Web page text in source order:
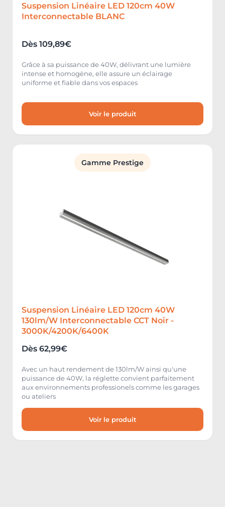
Suspension Linéaire LED 120cm 40W
Interconnectable BLANC
Dès 109,89€
Grâce à sa puissance de 40W, délivrant une lumière
intense et homogène, elle assure un éclairage
uniforme et fiable dans vos espaces
Voir le produit
Gamme Prestige
Suspension Linéaire LED 120cm 40W
130lm/W Interconnectable CCT Noir -
3000K/4200K/6400K
Dès 62,99€
Avec un haut rendement de 130lm/W ainsi qu'une
puissance de 40W, la réglette convient parfaitement
aux environnements professionels comme les garages
ou ateliers
Voir le produit